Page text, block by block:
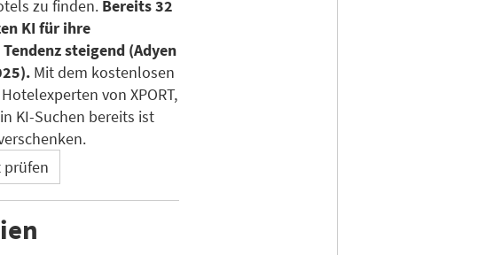
zu finden. Bereits 32
KI für ihre
steigend (Adyen
Mit dem kostenlosen
von XPORT,
KI-Suchen bereits ist
prüfen